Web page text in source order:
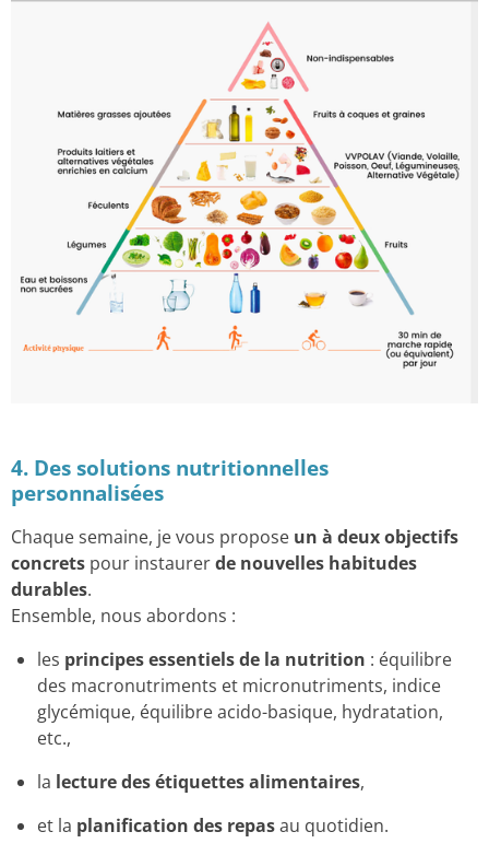
4. Des solutions nutritionnelles
personnalisées
Chaque semaine, je vous propose un à deux objectifs
concrets pour instaurerde nouvelles habitudes
durables.
Ensemble, nous abordons :
les principes essentiels de la nutrition : équilibre
des macronutriments et micronutriments, indice
glycémique, équilibre acido-basique, hydratation,
etc.,
la lecture des étiquettes alimentaires,
et la planification des repasau quotidien.